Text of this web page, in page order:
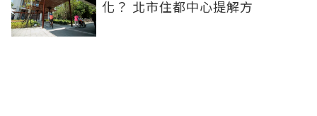
化？ 北市住都中心提解方